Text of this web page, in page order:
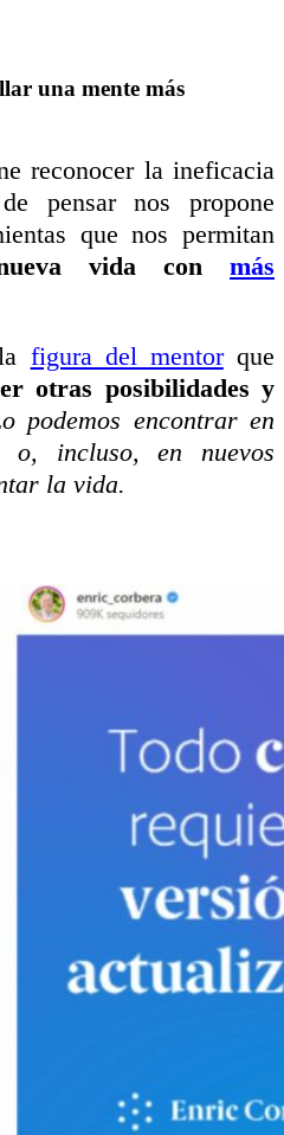
una mente más
reconocer la ineficacia
pensar nos propone
que nos permitan
vida con más
figura del mentorque
otras posibilidades y
podemos encontrar en
o, incluso, en nuevos
la vida.